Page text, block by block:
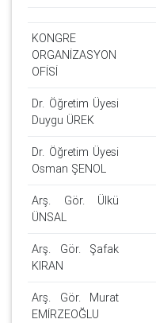
KONGRE
ORGANİZASYON
OFİSİ
Dr. Öğretim Üyesi
Duygu ÜREK
Dr. Öğretim Üyesi
Osman ŞENOL
Arş. Gör. Ülkü
ÜNSAL
Arş. Gör. Şafak
KIRAN
Arş. Gör. Murat
EMİRZEOĞLU